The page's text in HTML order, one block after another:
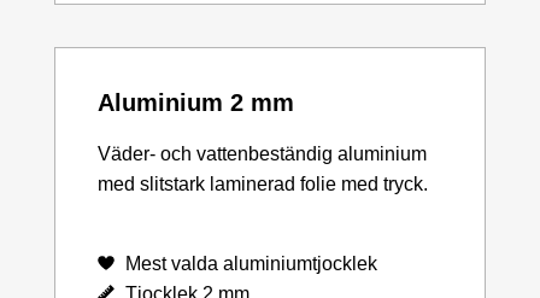
Aluminium 2 mm
Väder- och vattenbeständig aluminium
med slitstark laminerad folie med tryck.
Mest valda aluminiumtjocklek
Tjocklek 2 mm